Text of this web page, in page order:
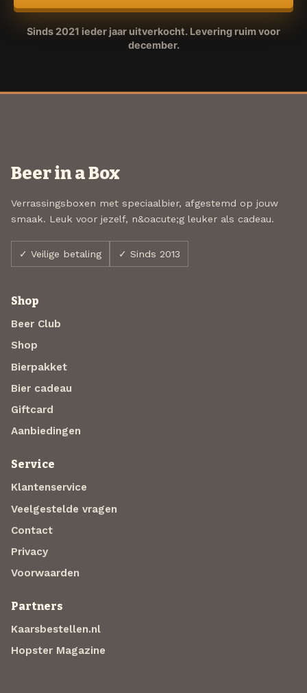
Sinds 2021 ieder jaar uitverkocht. Levering ruim voor
december.
Beer in a Box
Verrassingsboxen met speciaalbier, afgestemd op jouw
smaak. Leuk voor jezelf, n&oacute;g leuker als cadeau.
✓ Veilige betaling ✓ Sinds 2013
Shop
Beer Club
Shop
Bierpakket
Bier cadeau
Giftcard
Aanbiedingen
Service
Klantenservice
Veelgestelde vragen
Contact
Privacy
Voorwaarden
Partners
Kaarsbestellen.nl
Hopster Magazine